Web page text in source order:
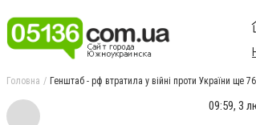
Головна Генштаб - рф втратила у війні проти України ще
09:59, 3